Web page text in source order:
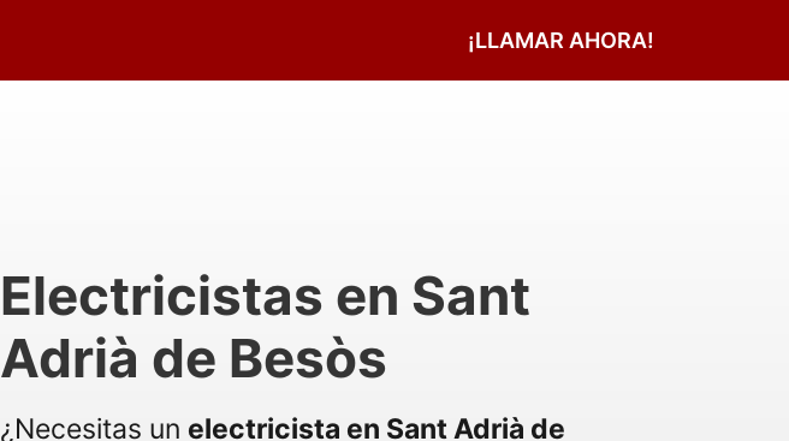
¡LLAMAR AHORA!
Electricistas en Sant
Adrià de Besòs
¿Necesitas un electricista en Sant Adrià de